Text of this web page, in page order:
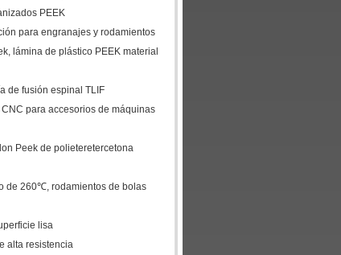
PEEK
para engranajes y rodamientos
lámina de plástico PEEK material
de fusión espinal TLIF
para accesorios de máquinas
Peek de polieteretercetona
de 260℃, rodamientos de bolas
lisa
alta resistencia